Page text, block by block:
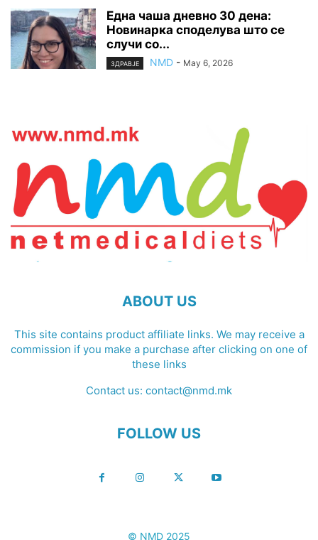
Една чаша дневно 30 дена:
Новинарка споделува што се
случи со...
ЗДРАВЈЕ NMD - May 6, 2026
ABOUT US
This site contains product affiliate links. We may receive a
commission if you make a purchase after clicking on one of
these links
Contact us: contact@nmd.mk
FOLLOW US
© NMD 2025